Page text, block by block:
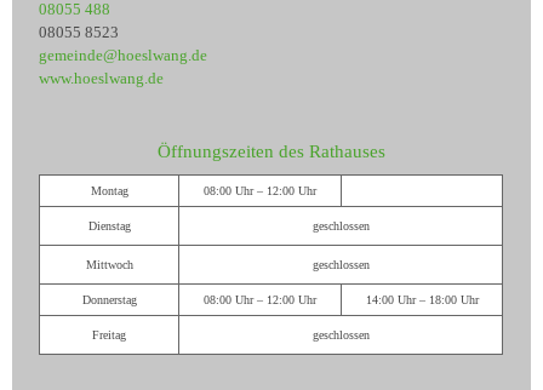
08055 488
08055 8523
gemeinde@hoeslwang.de
www.hoeslwang.de
Öffnungszeiten des Rathauses
Montag 08:00 Uhr – 12:00 Uhr
Dienstag geschlossen
Mittwoch geschlossen
Donnerstag 08:00 Uhr – 12:00 Uhr 14:00 Uhr – 18:00 Uhr
Freitag geschlossen